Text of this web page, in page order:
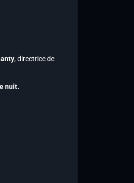
, directrice de
nuit.